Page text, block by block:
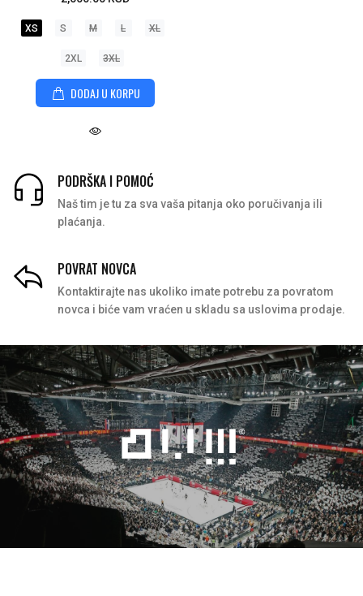
XS S M L XL
2XL 3XL
DODAJ U KORPU
PODRŠKA I POMOĆ
Naš tim je tu za sva vaša pitanja oko poručivanja ili
plaćanja.
POVRAT NOVCA
Kontaktirajte nas ukoliko imate potrebu za povratom
novca i biće vam vraćen u skladu sa uslovima prodaje.